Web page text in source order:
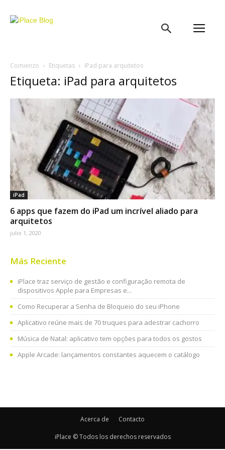
Comienzo Etiquetas IPad para arquitetos
Etiqueta: iPad para arquitetos
iPad
6 apps que fazem do iPad um incrível aliado para
arquitetos
julio 1, 2020
Más Reciente
iPlace traz serviço de gestão e configuração remota de
dispositivos Apple para Empresas e...
Como Recuperar a Senha de Bloqueio do seu iPhone
Aplicativo reúne mais de 70 truques para adestrar cachorro
Música de Natal: aplicativo tem opções para todos os gostos
Apple Arcade: lançamentos constantes aquecem o catálogo
Acerca de Contacto
iPlace © Todos los derechos reservados